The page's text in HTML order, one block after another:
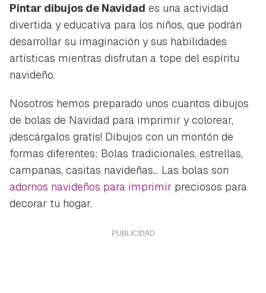
Pintar dibujos de Navidad es una actividad
divertida y educativa para los niños, que podrán
desarrollar su imaginación y sus habilidades
artísticas mientras disfrutan a tope del espíritu
navideño.
Nosotros hemos preparado unos cuantos dibujos
de bolas de Navidad para imprimir y colorear,
¡descárgalos gratis! Dibujos con un montón de
formas diferentes: Bolas tradicionales, estrellas,
campanas, casitas navideñas... Las bolas son
adornos navideños para imprimir preciosos para
decorar tu hogar.